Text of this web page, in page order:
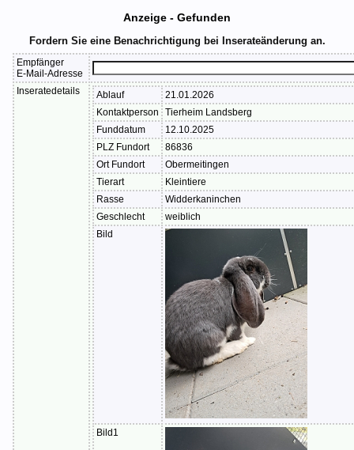
Anzeige - Gefunden
Fordern Sie eine Benachrichtigung bei Inserateänderung an.
Empfänger
E-Mail-Adresse
Inseratedetails
Ablauf
21.01.2026
Kontaktperson
Tierheim Landsberg
Funddatum
12.10.2025
PLZ Fundort
86836
Ort Fundort
Obermeitingen
Tierart
Kleintiere
Rasse
Widderkaninchen
Geschlecht
weiblich
Bild
Bild1